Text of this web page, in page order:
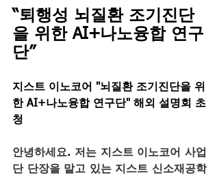
“퇴행성 뇌질환 조기진단
을 위한 AI+나노융합 연구
단”
지스트 이노코어 "뇌질환 조기진단을 위
한 AI+나노융합 연구단" 해외 설명회 초
청
안녕하세요. 저는 지스트 이노코어 사업
단 단장을 맡고 있는 지스트 신소재공학